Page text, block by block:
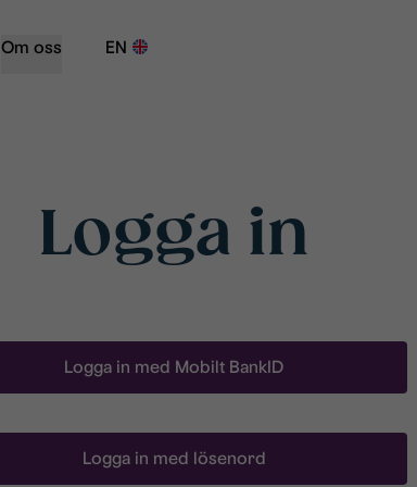
Om oss EN
Logga in
Logga in med Mobilt BankID
Logga in med lösenord